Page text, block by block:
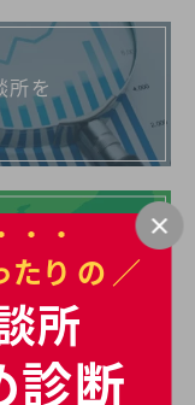
所を
たり の ／
所
診断